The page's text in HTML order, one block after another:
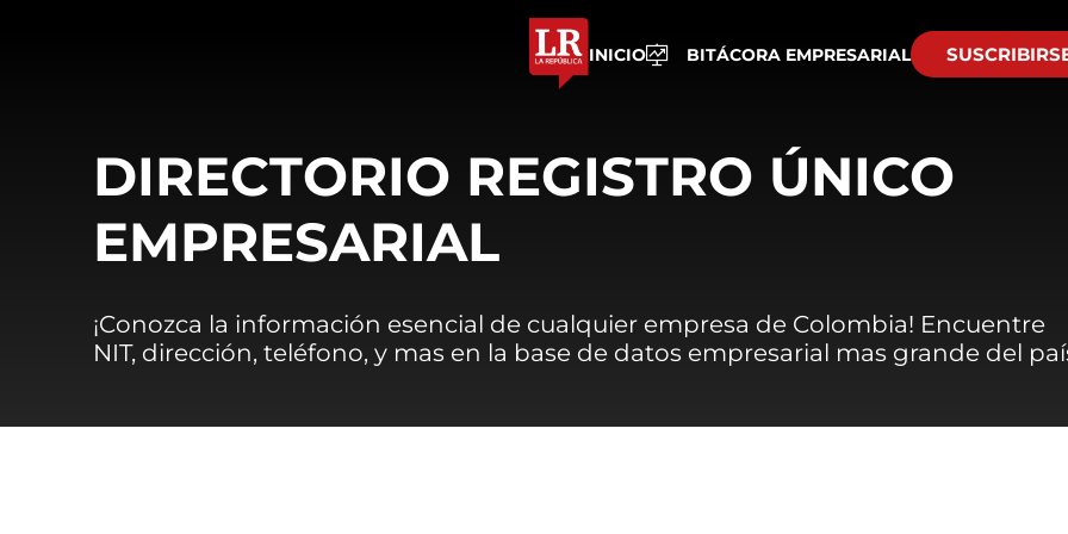
INICIO BITÁCORA EMPRESARIAL
DIRECTORIO REGISTRO ÚNICO
EMPRESARIAL
¡Conozca la información esencial de cualquier empresa de Colombia! Encuentre
NIT, dirección, teléfono, y mas en la base de datos empresarial mas grande del